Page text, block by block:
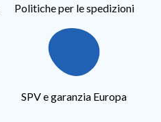
Politiche per le spedizioni
SPV e garanzia Europa